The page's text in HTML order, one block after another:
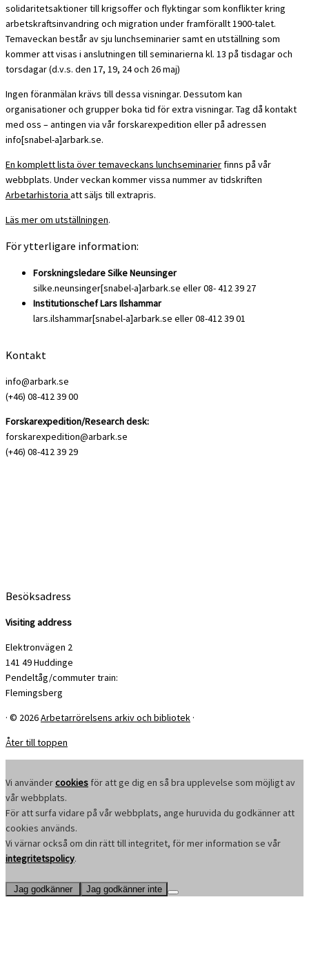
solidaritetsaktioner till krigsoffer och flyktingar som konflikter kring
arbetskraftsinvandring och migration under framförallt 1900-talet.
Temaveckan består av sju lunchseminarier samt en utställning som
kommer att visas i anslutningen till seminarierna kl. 13 på tisdagar och
torsdagar (d.v.s. den 17, 19, 24 och 26 maj)
Ingen föranmälan krävs till dessa visningar. Dessutom kan
organisationer och grupper boka tid för extra visningar. Tag då kontakt
med oss – antingen via vår forskarexpedition eller på adressen
info[snabel-a]arbark.se.
En komplett lista över temaveckans lunchseminarierfinns på vår
webbplats. Under veckan kommer vissa nummer av tidskriften
Arbetarhistoria att säljs till extrapris.
Läs mer om utställningen.
För ytterligare information:
Forskningsledare Silke Neunsinger
silke.neunsinger[snabel-a]arbark.se eller 08- 412 39 27
Institutionschef Lars Ilshammar
lars.ilshammar[snabel-a]arbark.se eller 08-412 39 01
Kontakt
info@arbark.se
(+46) 08-412 39 00
Forskarexpedition/Research desk:
forskarexpedition@arbark.se
(+46) 08-412 39 29
Besöksadress
Visiting address
Elektronvägen 2
141 49 Huddinge
Pendeltåg/commuter train:
Flemingsberg
· © 2026Arbetarrörelsens arkiv och bibliotek ·
Åter till toppen
Vi användercookies för att ge dig en så bra upplevelse som möjligt av
vår webbplats.
För att surfa vidare på vår webbplats, ange huruvida du godkänner att
cookies används.
Vi värnar också om din rätt till integritet, för mer information se vår
integritetspolicy.
Jag godkänner Jag godkänner inte